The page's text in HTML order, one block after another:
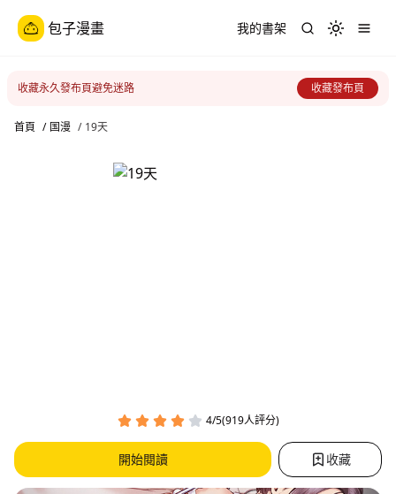
包子漫畫 我的書架 Toggle
收藏永久發布頁避免迷路 收藏發布頁
首頁 / 国漫 / 19天
4/5(919人評分)
開始閱讀 收藏